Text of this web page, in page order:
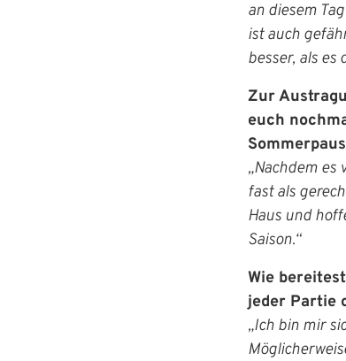
an diesem
ist auch
besser, als es
Zur
euch
„Nachdem
fast als
Haus und
Saison.“
Wie
jeder Partie
„Ich bin mir